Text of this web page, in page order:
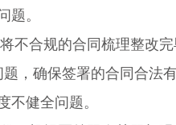
。
合规的合同梳理整改完
，确保签署的合同合法
健全问题。